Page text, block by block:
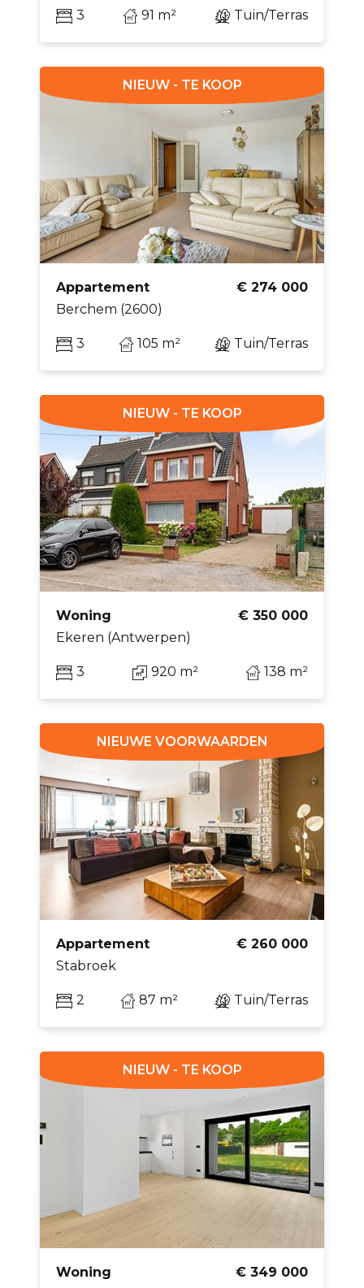
3 91 m² Tuin/Terras
NIEUW - TE KOOP
Appartement
€ 274 000
Berchem (2600)
3 105 m² Tuin/Terras
NIEUW - TE KOOP
Woning
€ 350 000
Ekeren (Antwerpen)
3 920 m² 138 m²
NIEUWE VOORWAARDEN
Appartement
€ 260 000
Stabroek
2 87 m² Tuin/Terras
NIEUW - TE KOOP
Woning
€ 349 000